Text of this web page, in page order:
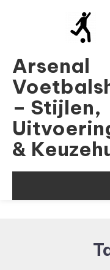
Arsenal
– Stijlen,
&